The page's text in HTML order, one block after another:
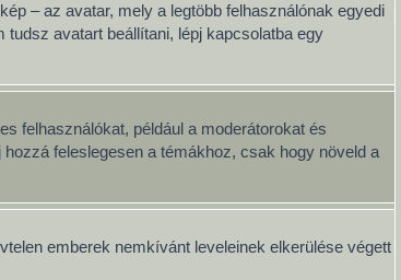
– az avatar, mely a legtöbb felhasználónak egyedi
avatart beállítani, lépj kapcsolatba egy
felhasználókat, például a moderátorokat és
feleslegesen a témákhoz, csak hogy növeld a
emberek nemkívánt leveleinek elkerülése végett